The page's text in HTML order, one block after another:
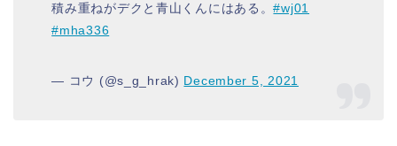
積み重ねがデクと青山くんにはある。#wj01
#mha336
— コウ (@s_g_hrak) December 5, 2021